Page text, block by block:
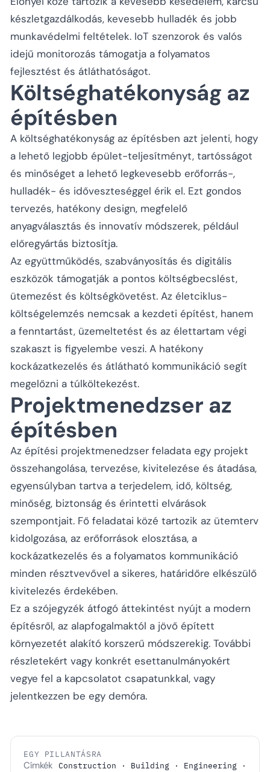
készletgazdálkodás, kevesebb hulladék és jobb
munkavédelmi feltételek. IoT szenzorok és valós
idejű monitorozás támogatja a folyamatos
fejlesztést és átláthatóságot.
Költséghatékonyság az
építésben
A költséghatékonyság az építésben azt jelenti, hogy
a lehető legjobb épület-teljesítményt, tartósságot
és minőséget a lehető legkevesebb erőforrás-,
hulladék- és időveszteséggel érik el. Ezt gondos
tervezés, hatékony design, megfelelő
anyagválasztás és innovatív módszerek, például
előregyártás biztosítja.
Az együttműködés, szabványosítás és digitális
eszközök támogatják a pontos költségbecslést,
ütemezést és költségkövetést. Az életciklus-
költségelemzés nemcsak a kezdeti építést, hanem
a fenntartást, üzemeltetést és az élettartam végi
szakaszt is figyelembe veszi. A hatékony
kockázatkezelés és átlátható kommunikáció segít
megelőzni a túlköltekezést.
Projektmenedzser az
építésben
Az építési projektmenedzser feladata egy projekt
összehangolása, tervezése, kivitelezése és átadása,
egyensúlyban tartva a terjedelem, idő, költség,
minőség, biztonság és érintetti elvárások
szempontjait. Fő feladatai közé tartozik az ütemterv
kidolgozása, az erőforrások elosztása, a
kockázatkezelés és a folyamatos kommunikáció
minden résztvevővel a sikeres, határidőre elkészülő
kivitelezés érdekében.
Ez a szójegyzék átfogó áttekintést nyújt a modern
építésről, az alapfogalmaktól a jövő épített
környezetét alakító korszerű módszerekig. További
részletekért vagy konkrét esettanulmányokért
vegye fel a kapcsolatot csapatunkkal, vagy
jelentkezzen be egy demóra.
EGY PILLANTÁSRA
Címkék
Construction · Building · Engineering ·